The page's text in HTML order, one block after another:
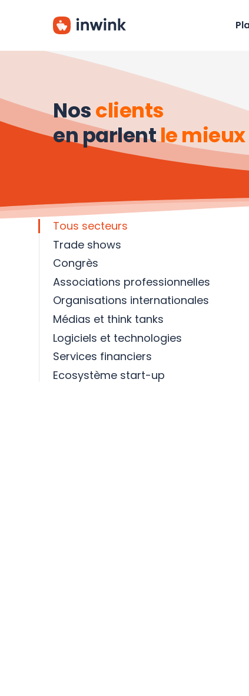
content
Nosclients
en parlentle mieux
Tous secteurs
Trade shows
Congrès
Associations professionnelles
Organisations internationales
Médias et think tanks
Logiciels et technologies
Services financiers
Ecosystème start-up